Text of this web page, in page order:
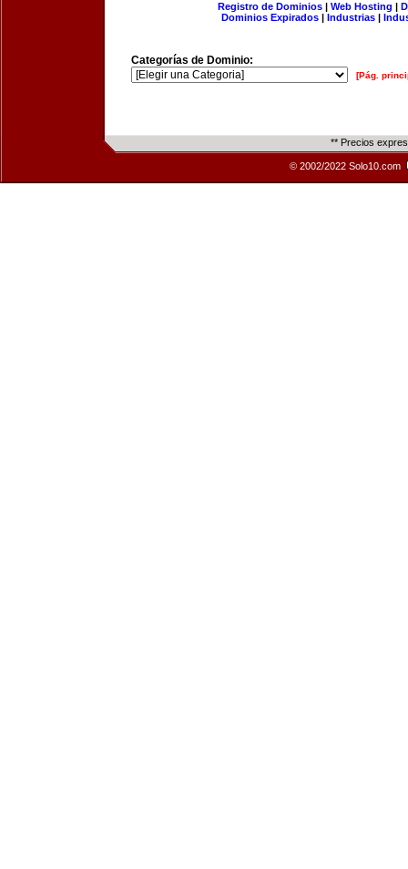
Registro de Dominios| Web Hosting |
Dominios Expirados | Industrias |
Categorías de Dominio:
[Pág.
** Precios
© 2002/2022 Solo10.com